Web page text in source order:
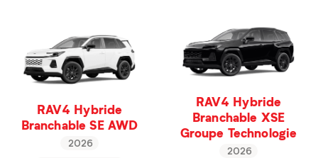
RAV4 Hybride
Branchable SE AWD
2026
RAV4 Hybride
Branchable XSE
Groupe Technologie
2026